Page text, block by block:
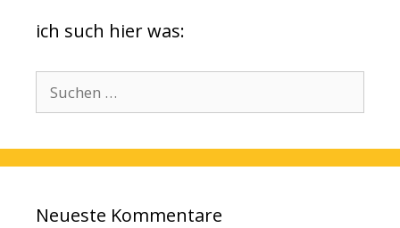
ich such hier was:
nach:
Neueste Kommentare